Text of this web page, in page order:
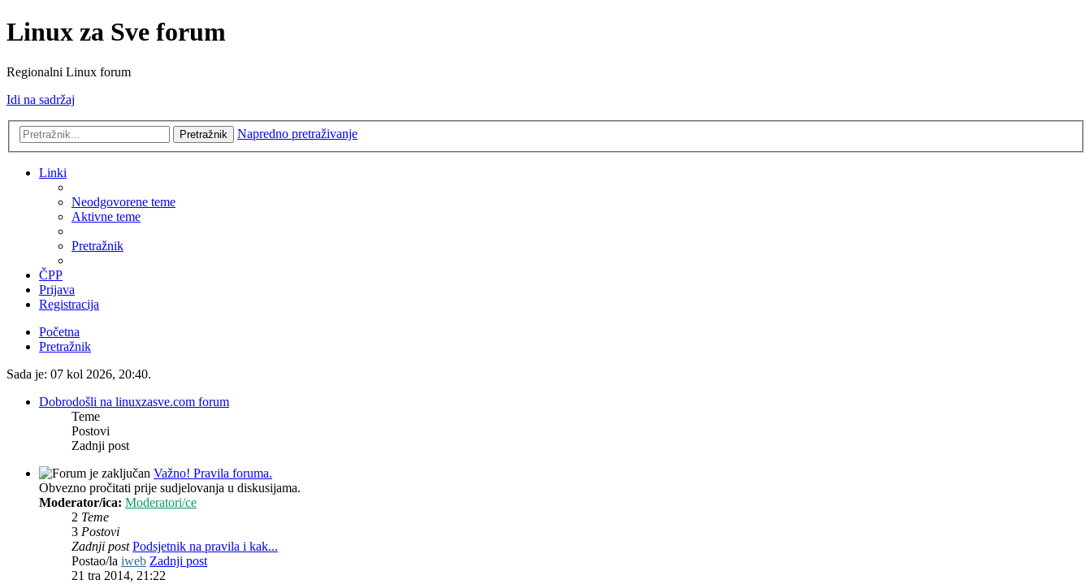
Linux za Sve forum
Regionalni Linux forum
Idi na sadržaj
Pretražnik Napredno pretraživanje
Linki
Neodgovorene teme
Aktivne teme
Pretražnik
ČPP
Prijava
Registracija
Početna
Pretražnik
Sada je: 07 kol 2026, 20:40.
Dobrodošli na linuxzasve.com forum
Teme
Postovi
Zadnji post
Važno! Pravila foruma.
Obvezno pročitati prije sudjelovanja u diskusijama.
Moderator/ica: Moderatori/ce
2 Teme
3 Postovi
Zadnji post Podsjetnik na pravila i kak...
Postao/la iweb Zadnji post
21 tra 2014, 21:22